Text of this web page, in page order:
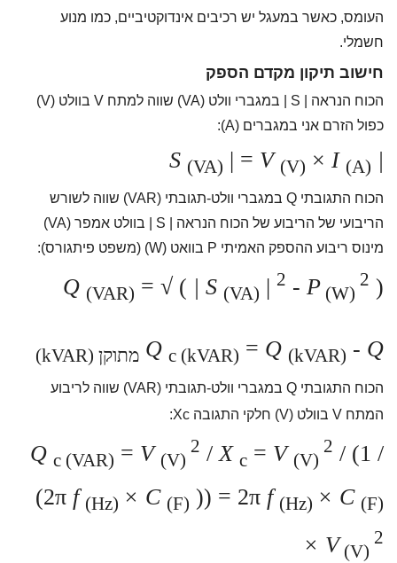
העומס, כאשר במעגל יש רכיבים אינדוקטיביים, כמו מנוע
חשמלי.
חישוב תיקון מקדם הספק
הכוח הנראה | S | במגברי וולט (VA) שווה למתח V בוולט (V)
כפול הזרם אני במגברים (A):
| S
(VA) | =V(V)× I(A)
הכוח התגובתי Q במגברי וולט-תגובתי (VAR) שווה לשורש
הריבועי של הריבוע של הכוח הנראה | S | בוולט אמפר (VA)
מינוס ריבוע ההספק האמיתי P בוואט (W) (משפט פיתגורס):
Q(VAR)= √ ( | S(VA) | -P(W)
2)
Q c (kVAR)=Q(kVAR)-Q מתוקן (kVAR)
הכוח התגובתי Q במגברי וולט-תגובתי (VAR) שווה לריבוע
המתח V בוולט (V) חלקי התגובה Xc:
Q c (VAR)=V(V)
2/X c=V(V)
2/ (1 /
(2πf(Hz)× C(F))) = 2πf(Hz)× C(F)
× V(V)